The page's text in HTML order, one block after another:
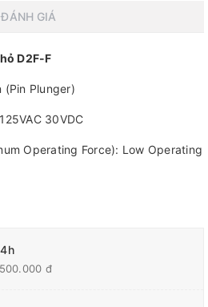
ĐÁNH GIÁ
D2F-F
Plunger)
30VDC
Operating Force): Low Operating
đ